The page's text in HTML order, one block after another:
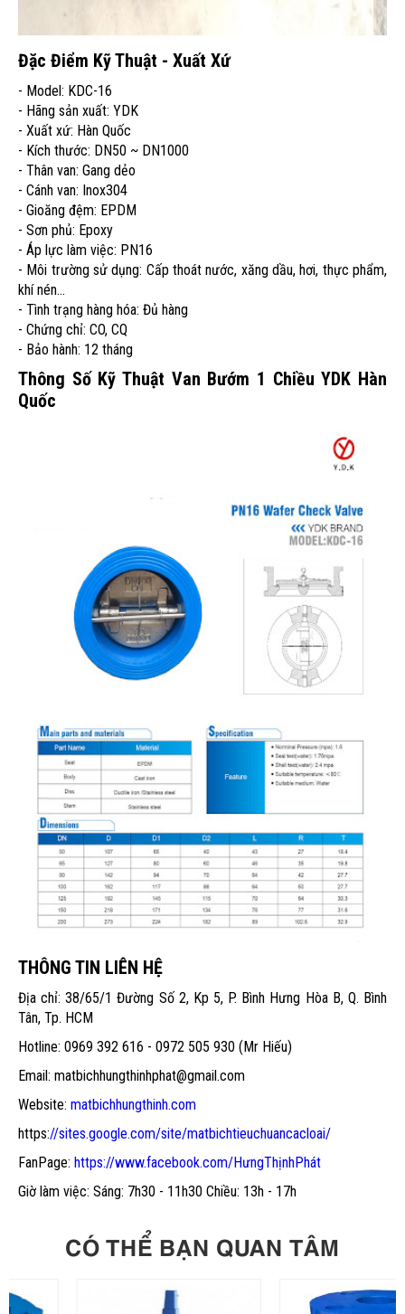
Đặc Điểm Kỹ Thuật - Xuất Xứ
- Model: KDC-16
- Hãng sản xuất: YDK
- Xuất xứ: Hàn Quốc
- Kích thước: DN50 ~ DN1000
- Thân van: Gang dẻo
- Cánh van: Inox304
- Gioăng đệm: EPDM
- Sơn phủ: Epoxy
- Áp lực làm việc: PN16
- Môi trường sử dụng: Cấp thoát nước, xăng dầu, hơi, thực phẩm,
khí nén...
- Tình trạng hàng hóa: Đủ hàng
- Chứng chỉ: CO, CQ
- Bảo hành: 12 tháng
Thông Số Kỹ Thuật Van Bướm 1 Chiều YDK Hàn
Quốc
THÔNG TIN LIÊN HỆ
Địa chỉ: 38/65/1 Đường Số 2, Kp 5, P. Bình Hưng Hòa B, Q. Bình
Tân, Tp. HCM
Hotline: 0969 392 616 - 0972 505 930 (Mr Hiếu)
Email: matbichhungthinhphat@gmail.com
Website: matbichhungthinh.com
https://sites.google.com/site/matbichtieuchuancacloai/
FanPage: https://www.facebook.com/HưngThịnhPhát
Giờ làm việc: Sáng: 7h30 - 11h30 Chiều: 13h - 17h
CÓ THỂ BẠN QUAN TÂM